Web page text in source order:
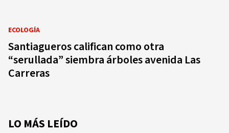
ECOLOGÍA
Santiagueros califican como otra
“serullada” siembra árboles avenida Las
Carreras
LO MÁS LEÍDO